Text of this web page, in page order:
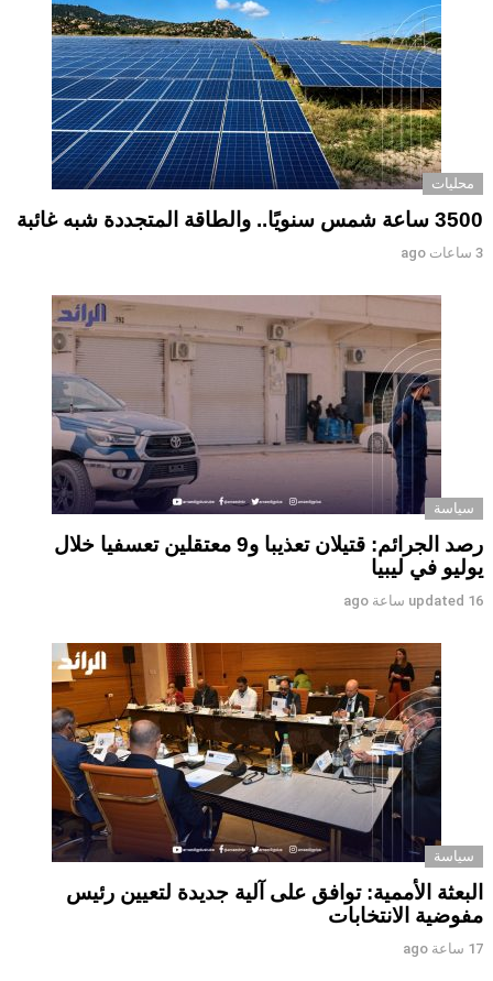
محليات
3500 ساعة شمس سنويًا.. والطاقة المتجددة شبه غائبة
3 ساعات ago
سياسة
رصد الجرائم: قتيلان تعذيبا و9 معتقلين تعسفيا خلال
يوليو في ليبيا
updated 16 ساعة ago
سياسة
البعثة الأممية: توافق على آلية جديدة لتعيين رئيس
مفوضية الانتخابات
17 ساعة ago